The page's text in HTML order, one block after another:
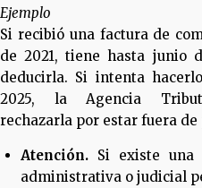
Ejemplo
Si recibió una factura de
de 2021, tiene hasta junio
deducirla. Si intenta
2025, la Agencia
rechazarla por estar fuera de
Atención.Si existe una
administrativa o judicial